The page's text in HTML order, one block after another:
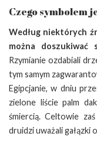
Czego symbolem
Według niektórych
można
Rzymianie ozdabiali
tym samym
Egipcjanie, w dniu
zielone liście palm
śmiercią. Celtowie
druidzi uważali